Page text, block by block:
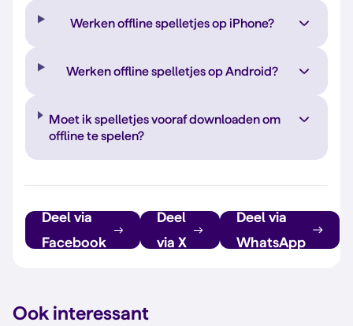
Werken offline spelletjes op iPhone?
Werken offline spelletjes op Android?
Moet ik spelletjes vooraf downloaden om
offline te spelen?
Deel via
Facebook
Deel
via X
Deel via
WhatsApp
Ook interessant